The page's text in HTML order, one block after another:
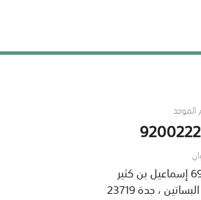
الموحد
كثير
، جدة 23719